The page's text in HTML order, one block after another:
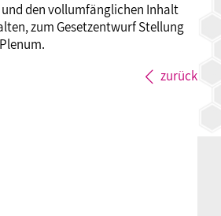
den vollumfänglichen Inhalt
zum Gesetzentwurf Stellung
zurück